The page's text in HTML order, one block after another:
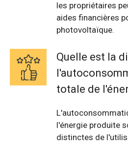
les propriétaires
aides financières
photovoltaïque.
Quelle est la
totale de
l'énergie produite
distinctes de